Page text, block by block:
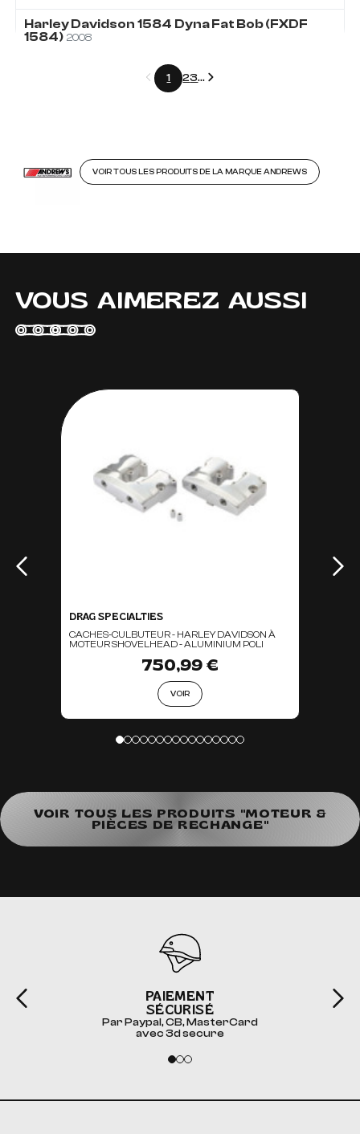
Harley Davidson 1584 Dyna Fat Bob (FXDF
1584) 2008
Précédent
1 23... Suivant
VOIR TOUS LES PRODUITS DE LA MARQUE ANDREWS
VOUS AIMEREZ AUSSI
DRAG SPECIALTIES
CACHES-CULBUTEUR - HARLEY DAVIDSON À
MOTEUR SHOVELHEAD - ALUMINIUM POLI
750,99 €
VOIR
VOIR TOUS LES PRODUITS "MOTEUR &
PIÈCES DE RECHANGE"
PAIEMENT
SÉCURISÉ
Par Paypal, CB, MasterCard
avec 3d secure